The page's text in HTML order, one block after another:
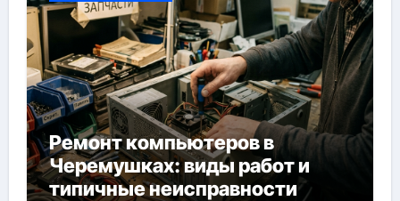
Ремонт компьютеров в
Черемушках: виды работ и
типичные неисправности